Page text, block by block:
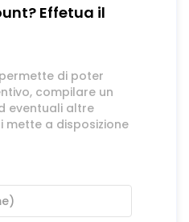
Effetua il
di poter
compilare un
eventuali altre
mette a disposizione